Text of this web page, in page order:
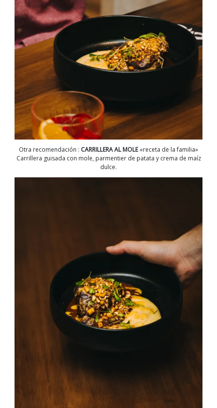
Otra recomendación : CARRILLERA AL MOLE«receta de la familia»
Carrillera guisada con mole, parmentier de patata y crema de maíz
dulce.